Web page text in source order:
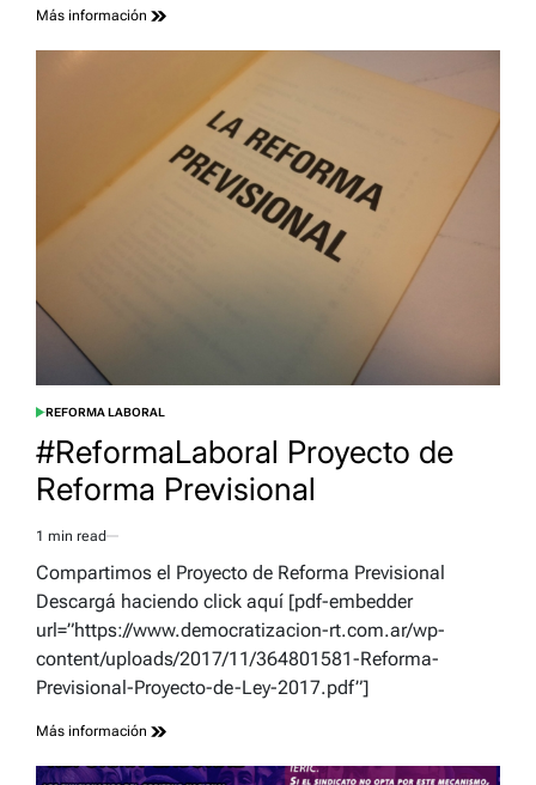
Más información
POSTED
REFORMA LABORAL
#ReformaLaboral Proyecto de
Reforma Previsional
Estimated
read
1 min read
Compartimos el Proyecto de Reforma Previsional
Descargá haciendo click aquí [pdf-embedder
url=”https://www.democratizacion-rt.com.ar/wp-
content/uploads/2017/11/364801581-Reforma-
Previsional-Proyecto-de-Ley-2017.pdf”]
Más información